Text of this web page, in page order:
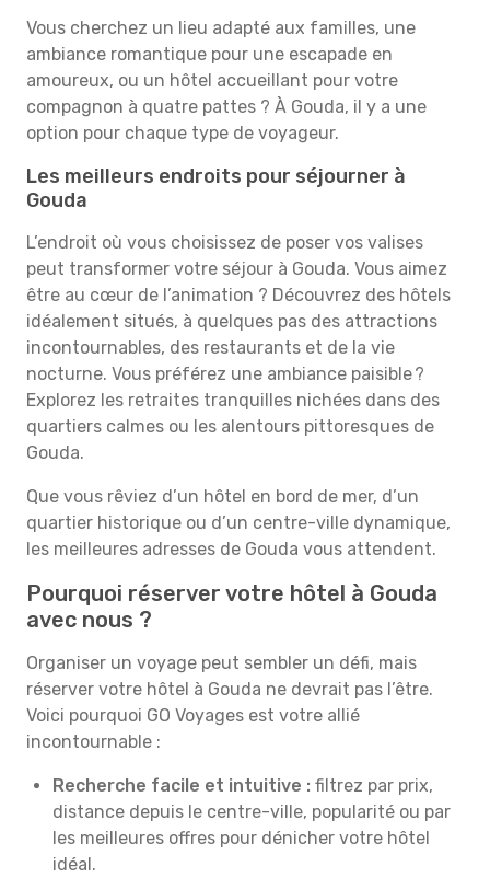
Vous cherchez un lieu adapté aux familles, une
ambiance romantique pour une escapade en
amoureux, ou un hôtel accueillant pour votre
compagnon à quatre pattes ? À Gouda, il y a une
option pour chaque type de voyageur.
Les meilleurs endroits pour séjourner à
Gouda
L’endroit où vous choisissez de poser vos valises
peut transformer votre séjour à Gouda. Vous aimez
être au cœur de l’animation ? Découvrez des hôtels
idéalement situés, à quelques pas des attractions
incontournables, des restaurants et de la vie
nocturne. Vous préférez une ambiance paisible ?
Explorez les retraites tranquilles nichées dans des
quartiers calmes ou les alentours pittoresques de
Gouda.
Que vous rêviez d’un hôtel en bord de mer, d’un
quartier historique ou d’un centre-ville dynamique,
les meilleures adresses de Gouda vous attendent.
Pourquoi réserver votre hôtel à Gouda
avec nous ?
Organiser un voyage peut sembler un défi, mais
réserver votre hôtel à Gouda ne devrait pas l’être.
Voici pourquoi GO Voyages est votre allié
incontournable :
Recherche facile et intuitive : filtrez par prix,
distance depuis le centre-ville, popularité ou par
les meilleures offres pour dénicher votre hôtel
idéal.